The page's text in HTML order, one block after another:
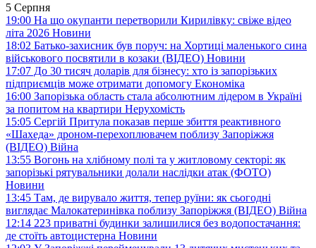
5 Серпня
19:00 На що окупанти перетворили Кирилівку: свіже відео
літа 2026 Новини
18:02 Батько-захисник був поруч: на Хортиці маленького сина
військового посвятили в козаки (ВІДЕО) Новини
17:07 До 30 тисяч доларів для бізнесу: хто із запорізьких
підприємців може отримати допомогу Економіка
16:00 Запорізька область стала абсолютним лідером в Україні
за попитом на квартири Нерухомість
15:05 Сергій Притула показав перше збиття реактивного
«Шахеда» дроном-перехоплювачем поблизу Запоріжжя
(ВІДЕО) Війна
13:55 Вогонь на хлібному полі та у житловому секторі: як
запорізькі рятувальники долали наслідки атак (ФОТО)
Новини
13:45 Там, де вирувало життя, тепер руїни: як сьогодні
виглядає Малокатеринівка поблизу Запоріжжя (ВІДЕО) Війна
12:14 223 приватні будинки залишилися без водопостачання:
де стоїть автоцистерна Новини